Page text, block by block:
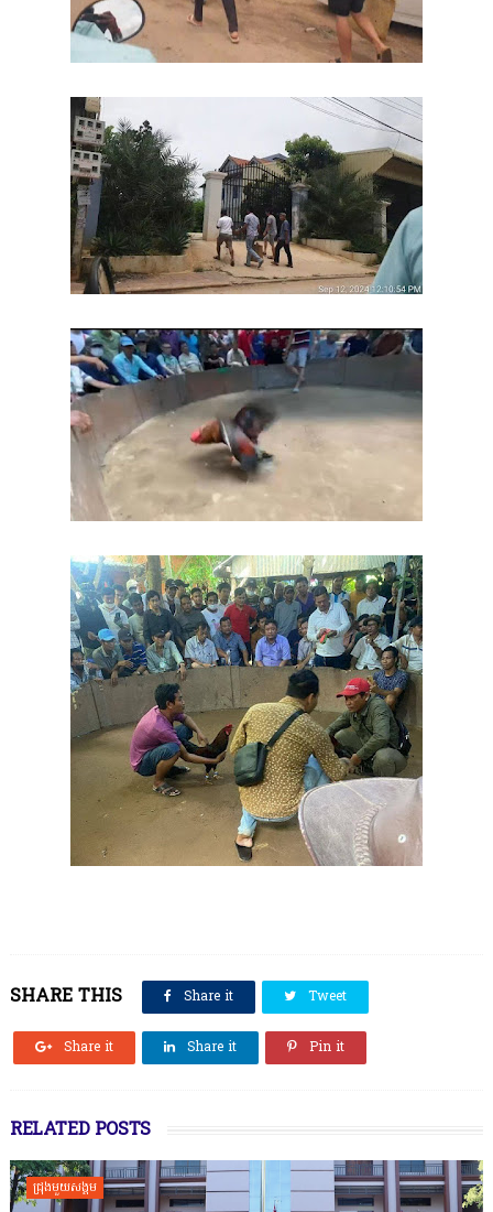
SHARE THIS Share it Tweet
Share it Share it Pin it
RELATED POSTS
ជ្រុងមួយសង្គម